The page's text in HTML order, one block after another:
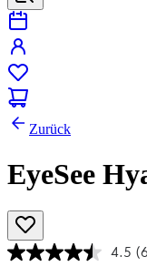
Zurück
EyeSee
4.5